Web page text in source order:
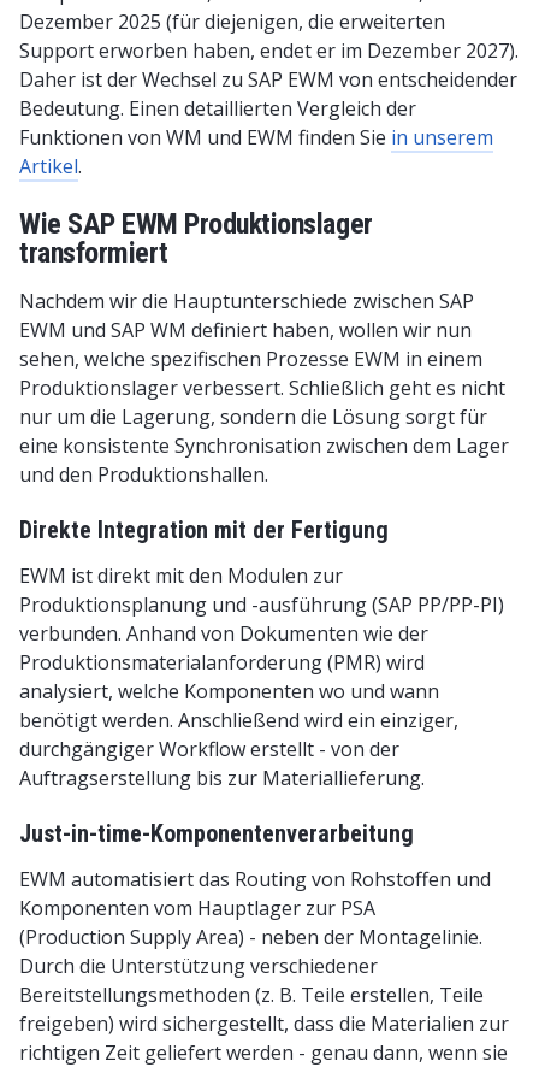
Dezember 2025 (für diejenigen, die erweiterten
Support erworben haben, endet er im Dezember 2027).
Daher ist der Wechsel zu SAP EWM von entscheidender
Bedeutung. Einen detaillierten Vergleich der
Funktionen von WM und EWM finden Sie in unserem
Artikel.
Wie SAP EWM Produktionslager
transformiert
Nachdem wir die Hauptunterschiede zwischen SAP
EWM und SAP WM definiert haben, wollen wir nun
sehen, welche spezifischen Prozesse EWM in einem
Produktionslager verbessert. Schließlich geht es nicht
nur um die Lagerung, sondern die Lösung sorgt für
eine konsistente Synchronisation zwischen dem Lager
und den Produktionshallen.
Direkte Integration mit der Fertigung
EWM ist direkt mit den Modulen zur
Produktionsplanung und -ausführung (SAP PP/PP-PI)
verbunden. Anhand von Dokumenten wie der
Produktionsmaterialanforderung (PMR) wird
analysiert, welche Komponenten wo und wann
benötigt werden. Anschließend wird ein einziger,
durchgängiger Workflow erstellt - von der
Auftragserstellung bis zur Materiallieferung.
Just-in-time-Komponentenverarbeitung
EWM automatisiert das Routing von Rohstoffen und
Komponenten vom Hauptlager zur PSA
(Production Supply Area) - neben der Montagelinie.
Durch die Unterstützung verschiedener
Bereitstellungsmethoden (z. B. Teile erstellen, Teile
freigeben) wird sichergestellt, dass die Materialien zur
richtigen Zeit geliefert werden - genau dann, wenn sie